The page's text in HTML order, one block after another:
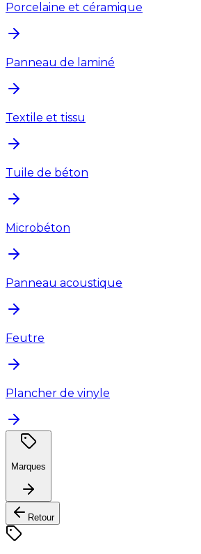
Porcelaine et céramique
Panneau de laminé
Textile et tissu
Tuile de béton
Microbéton
Panneau acoustique
Feutre
Plancher de vinyle
Marques
Retour